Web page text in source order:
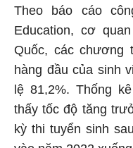
Theo báo cáo
Education, cơ
Quốc, các chương
hàng đầu của sinh
lệ 81,2%. Thống
thấy tốc độ tăng
kỳ thi tuyển sinh